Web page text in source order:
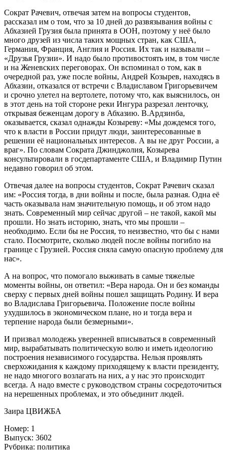
Сократ Рачевич, отвечая затем на вопросы студентов,
рассказал им о том, что за 10 дней до развязывания войны с
Абхазией Грузия была принята в ООН, поэтому у неё было
много друзей из числа таких мощных стран, как США,
Германия, Франция, Англия и Россия. Их так и называли –
«Друзья Грузии». И надо было противостоять им, в том числе
и на Женевских переговорах. Он вспоминал о том, как в
очередной раз, уже после войны, Андрей Козырев, находясь в
Абхазии, отказался от встречи с Владиславом Григорьевичем
и срочно улетел на вертолете, потому что, как выяснилось, он
в этот день на той стороне реки Ингура разрезал ленточку,
открывая беженцам дорогу в Абхазию. В.Ардзинба,
оказывается, сказал однажды Козыреву: «Мы дождемся того,
что к власти в России придут люди, заинтересованные в
решении её национальных интересов. А вы не друг России, а
враг». По словам Сократа Джинджолия, Козырева
консультировали в госдепартаменте США, и Владимир Путин
недавно говорил об этом.
Отвечая далее на вопросы студентов, Сократ Рачевич сказал
им: «Россия тогда, в дни войны и после, была разная. Одна её
часть оказывала нам значительную помощь, и об этом надо
знать. Современный мир сейчас другой – не такой, какой мы
прошли. Но знать историю, знать, что мы прошли –
необходимо. Если бы не Россия, то неизвестно, что бы с нами
стало. Посмотрите, сколько людей после войны погибло на
границе с Грузией. Россия сняла самую опасную проблему для
нас».
А на вопрос, что помогало выживать в самые тяжелые
моменты войны, он ответил: «Вера народа. Он и без команды
сверху с первых дней войны пошел защищать Родину. И вера
во Владислава Григорьевича. Положение после войны
ухудшилось в экономическом плане, но и тогда вера и
терпение народа были безмерными».
И призвал молодежь уверенней вписываться в современный
мир, вырабатывать политическую волю и иметь идеологию
построения независимого государства. Нельзя проявлять
сверхожидания к каждому приходящему к власти президенту,
не надо многого возлагать на них, а у нас это происходит
всегда. А надо вместе с руководством страны сосредоточиться
на нерешенных проблемах, и это объединит людей.
Заира ЦВИЖБА
Номер: 1
Выпуск: 3602
Рубрика: политика